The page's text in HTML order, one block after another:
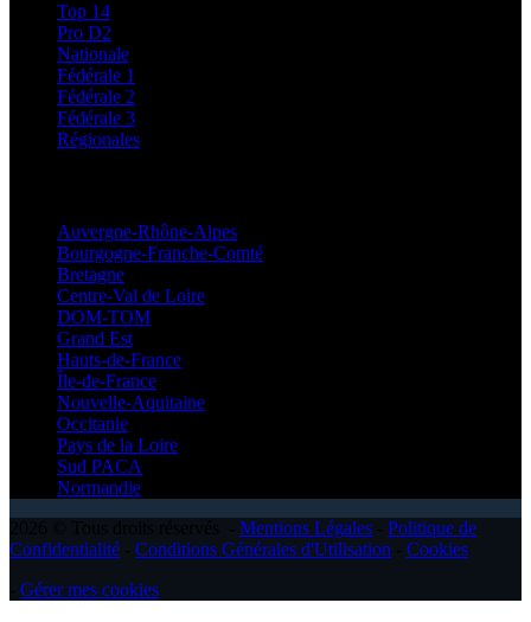
Top 14
Pro D2
Nationale
Fédérale 1
Fédérale 2
Fédérale 3
Régionales
Auvergne-Rhône-Alpes
Bourgogne-Franche-Comté
Bretagne
Centre-Val de Loire
DOM-TOM
Grand Est
Hauts-de-France
Île-de-France
Nouvelle-Aquitaine
Occitanie
Pays de la Loire
Sud PACA
Normandie
Mentions Légales
Politique de
Confidentialité
Conditions Générales d'Utilisation
Cookies
Gérer mes cookies